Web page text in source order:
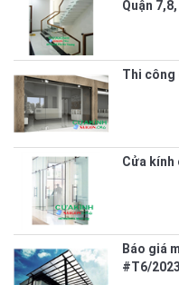
Quận
Thi công
Cửa kính
Báo giá
#T6/2023